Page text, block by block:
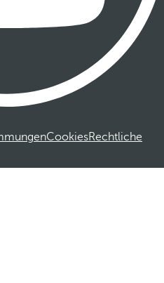
CookiesRechtliche